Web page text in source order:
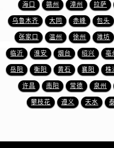
海口 赣州 漳州 拉萨
乌鲁木齐 大同 赤峰 包头
张家口 温州 徐州 潍坊
临沂 淮安 烟台 绍兴 亳
岳阳 衡阳 黄石 襄阳 株
许昌 南阳 常德 泉州
攀枝花 遵义 天水